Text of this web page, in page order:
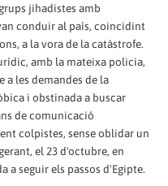
jihadistes amb
conduir al país, coincidint
a la vora de la catàstrofe.
amb la mateixa policia,
a les demandes de la
i obstinada a buscar
de comunicació
colpistes, sense oblidar un
el 23 d'octubre, en
a seguir els passos d'Egipte.